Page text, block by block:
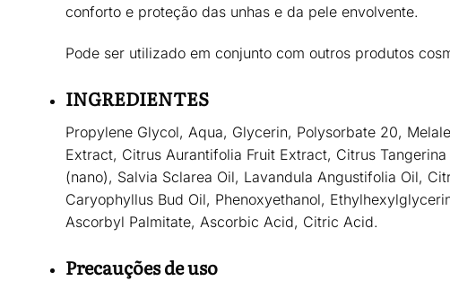
conforto e proteçãodas unhas e da pele envolvente.
Pode ser utilizado em conjunto com outros produtos
INGREDIENTES
Propylene Glycol, Aqua, Glycerin, Polysorbate 20,
Extract, Citrus Aurantifolia Fruit Extract, Citrus
(nano), Salvia Sclarea Oil, Lavandula Angustifolia Oil,
Caryophyllus Bud Oil, Phenoxyethanol,
Ascorbyl Palmitate, Ascorbic Acid, Citric Acid.
Precauções de uso